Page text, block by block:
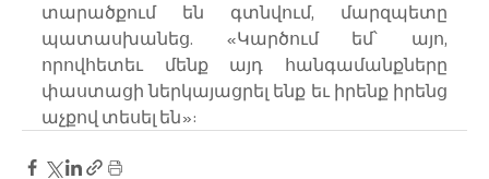
տարածքում են գտնվում, մարզպետը
պատասխանեց. «Կարծում եմ՝ այո,
որովհետեւ մենք այդ հանգամանքները
փաստացի ներկայացրել ենք եւ իրենք իրենց
աչքով տեսել են»: